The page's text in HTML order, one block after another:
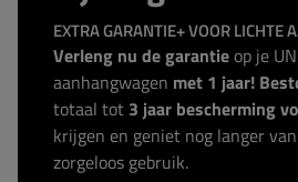
EXTRA GARANTIE+ VOOR LICHTE
Verleng nu de garantie op je
aanhangwagen met 1 jaar!
totaal tot 3 jaar bescherming
krijgen en geniet nog langer
zorgeloos gebruik.